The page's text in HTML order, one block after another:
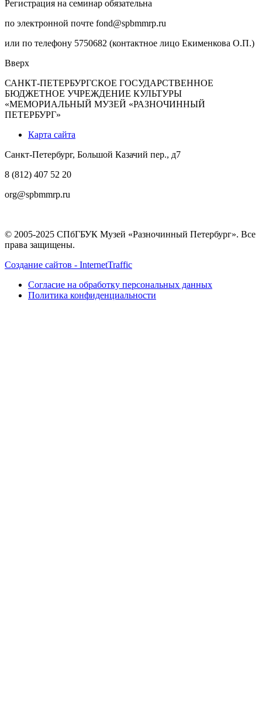
Регистрация на семинар обязательна
по электронной почте fond@spbmmrp.ru
или по телефону 5750682 (контактное лицо Екименкова О.П.)
Вверх
САНКТ-ПЕТЕРБУРГСКОЕ ГОСУДАРСТВЕННОЕ
БЮДЖЕТНОЕ УЧРЕЖДЕНИЕ КУЛЬТУРЫ
«МЕМОРИАЛЬНЫЙ МУЗЕЙ «РАЗНОЧИННЫЙ
ПЕТЕРБУРГ»
Карта сайта
Санкт-Петербург, Большой Казачий пер., д7
8 (812) 407 52 20
org@spbmmrp.ru
© 2005-2025 СПбГБУК Музей «Разночинный Петербург». Все
права защищены.
Создание сайтов - InternetTraffic
Согласие на обработку персональных данных
Политика конфиденциальности